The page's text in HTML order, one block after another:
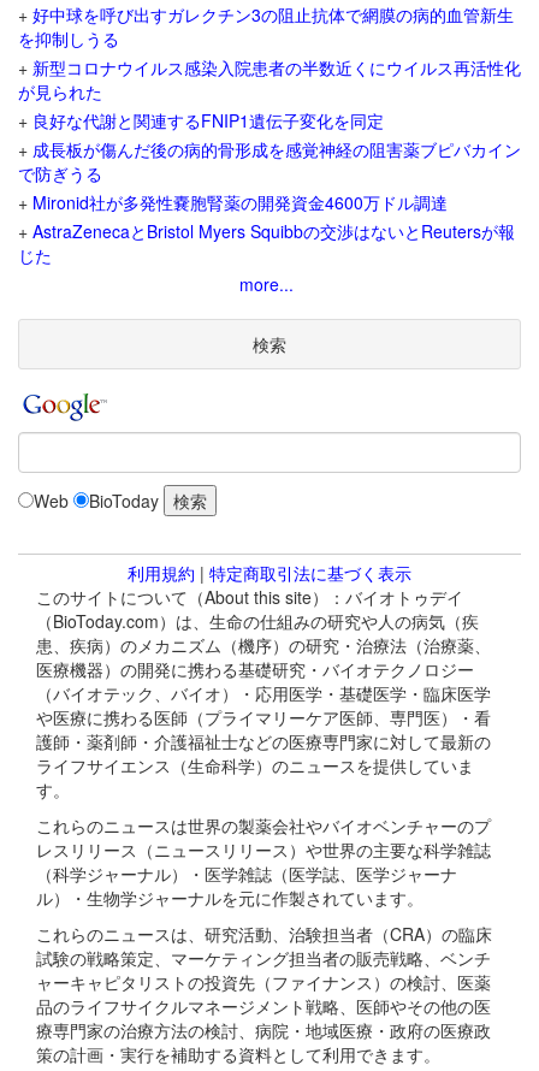
+ 好中球を呼び出すガレクチン3の阻止抗体で網膜の病的血管新生
を抑制しうる
+ 新型コロナウイルス感染入院患者の半数近くにウイルス再活性化
が見られた
+ 良好な代謝と関連するFNIP1遺伝子変化を同定
+ 成長板が傷んだ後の病的骨形成を感覚神経の阻害薬ブピバカイン
で防ぎうる
+ Mironid社が多発性嚢胞腎薬の開発資金4600万ドル調達
+ AstraZenecaとBristol Myers Squibbの交渉はないとReutersが報
じた
more...
検索
Web BioToday
利用規約 | 特定商取引法に基づく表示
このサイトについて（About this site）：バイオトゥデイ
（BioToday.com）は、生命の仕組みの研究や人の病気（疾
患、疾病）のメカニズム（機序）の研究・治療法（治療薬、
医療機器）の開発に携わる基礎研究・バイオテクノロジー
（バイオテック、バイオ）・応用医学・基礎医学・臨床医学
や医療に携わる医師（プライマリーケア医師、専門医）・看
護師・薬剤師・介護福祉士などの医療専門家に対して最新の
ライフサイエンス（生命科学）のニュースを提供していま
す。
これらのニュースは世界の製薬会社やバイオベンチャーのプ
レスリリース（ニュースリリース）や世界の主要な科学雑誌
（科学ジャーナル）・医学雑誌（医学誌、医学ジャーナ
ル）・生物学ジャーナルを元に作製されています。
これらのニュースは、研究活動、治験担当者（CRA）の臨床
試験の戦略策定、マーケティング担当者の販売戦略、ベンチ
ャーキャピタリストの投資先（ファイナンス）の検討、医薬
品のライフサイクルマネージメント戦略、医師やその他の医
療専門家の治療方法の検討、病院・地域医療・政府の医療政
策の計画・実行を補助する資料として利用できます。